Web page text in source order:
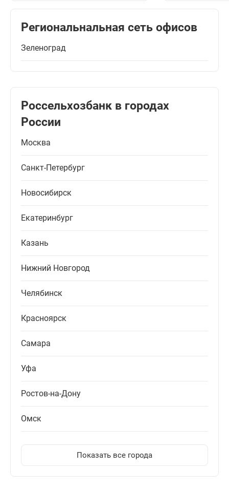
Региональнальная сеть офисов
Зеленоград
Россельхозбанк в городах
России
Москва
Санкт-Петербург
Новосибирск
Екатеринбург
Казань
Нижний Новгород
Челябинск
Красноярск
Самара
Уфа
Ростов-на-Дону
Омск
Показать все города